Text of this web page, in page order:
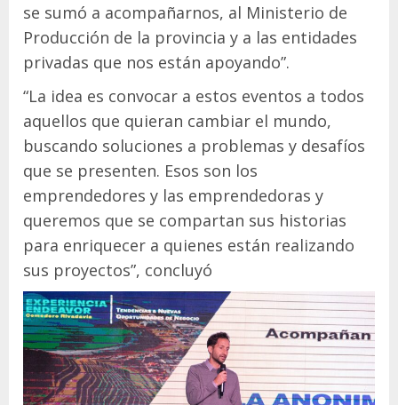
se sumó a acompañarnos, al Ministerio de
Producción de la provincia y a las entidades
privadas que nos están apoyando”.
“La idea es convocar a estos eventos a todos
aquellos que quieran cambiar el mundo,
buscando soluciones a problemas y desafíos
que se presenten. Esos son los
emprendedores y las emprendedoras y
queremos que se compartan sus historias
para enriquecer a quienes están realizando
sus proyectos”, concluyó